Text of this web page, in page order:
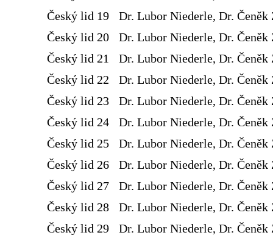
Český lid 19
Dr. Lubor Niederle, Dr. Čeněk
Český lid 20
Dr. Lubor Niederle, Dr. Čeněk
Český lid 21
Dr. Lubor Niederle, Dr. Čeněk
Český lid 22
Dr. Lubor Niederle, Dr. Čeněk
Český lid 23
Dr. Lubor Niederle, Dr. Čeněk
Český lid 24
Dr. Lubor Niederle, Dr. Čeněk
Český lid 25
Dr. Lubor Niederle, Dr. Čeněk
Český lid 26
Dr. Lubor Niederle, Dr. Čeněk
Český lid 27
Dr. Lubor Niederle, Dr. Čeněk
Český lid 28
Dr. Lubor Niederle, Dr. Čeněk
Český lid 29
Dr. Lubor Niederle, Dr. Čeněk